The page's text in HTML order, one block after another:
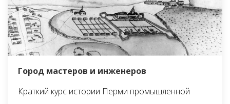
Город мастеров и инженеров
Краткий курс истории Перми промышленной